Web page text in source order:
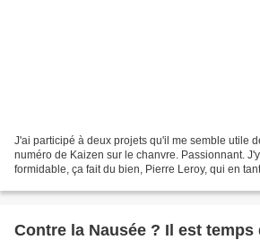
J'ai participé à deux projets qu'il me semble utile
numéro de Kaizen sur le chanvre. Passionnant.
formidable, ça fait du bien, Pierre Leroy, qui en
Contre la Nausée ? Il est